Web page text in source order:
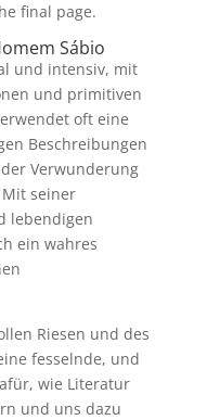
final page.
Sábio
und intensiv, mit
und primitiven
oft eine
Beschreibungen
Verwunderung
seiner
lebendigen
ein wahres
Riesen und des
fesselnde, und
wie Literatur
und uns dazu